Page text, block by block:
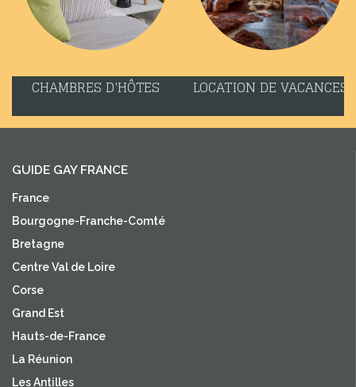
CHAMBRES D'HÔTES LOCATION DE VACANCES
GUIDE GAY FRANCE
France
Bourgogne-Franche-Comté
Bretagne
Centre Val de Loire
Corse
Grand Est
Hauts-de-France
La Réunion
Les Antilles